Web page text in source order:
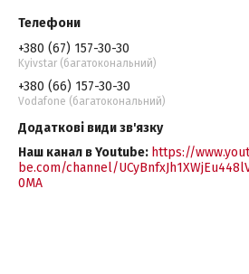
+380 (67) 157-30-30
Kyivstar (багатокональний)
+380 (66) 157-30-30
Vodafone (багатокональний)
Наш канал в Youtube https://
be.com/channel/
0MA